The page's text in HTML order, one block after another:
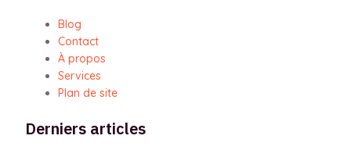
Blog
Contact
À propos
Services
Plan de site
Derniers articles